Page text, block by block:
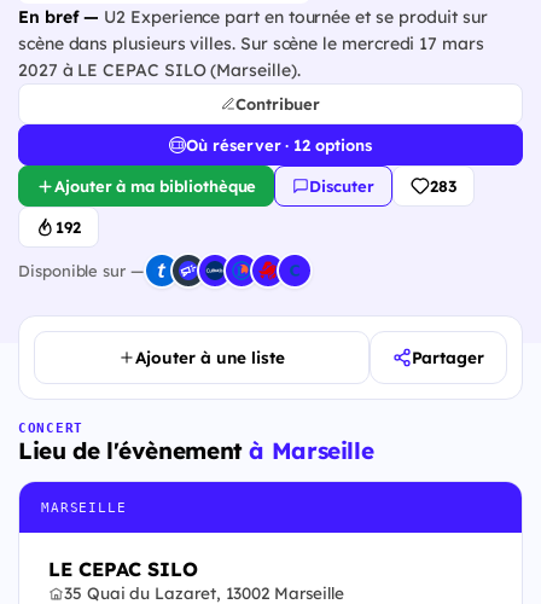
En bref — U2 Experience part en tournée et se produit sur
scène dans plusieurs villes. Sur scène le mercredi 17 mars
2027 à LE CEPAC SILO (Marseille).
Contribuer
Où réserver · 12 options
Ajouter à ma bibliothèque Discuter 283
192
Disponible sur —
Ajouter à une liste Partager
CONCERT
Lieu de l'évènementà Marseille
MARSEILLE
LE CEPAC SILO
35 Quai du Lazaret, 13002 Marseille